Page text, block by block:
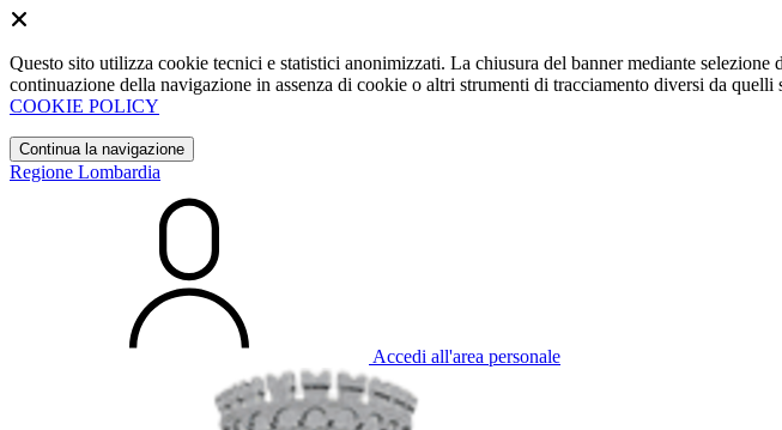
Questo sito utilizza cookie tecnici e statistici anonimizzati. La chiusura del banner mediante
continuazione della navigazione in assenza di cookie o altri strumenti di tracciamento diversi da quelli
COOKIE POLICY
Continua la navigazione
Regione Lombardia
Accedi all'area personale